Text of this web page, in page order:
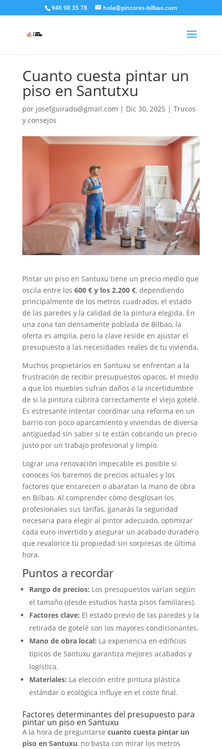
946 98 35 78 hola@pintores-bilbao.com
Cuanto cuesta pintar un
piso en Santutxu
por josefguirado@gmail.com | Dic 30, 2025 | Trucos
y consejos
Pintar un piso en Santuxu tiene un precio medio que
oscila entre los 600 € y los 2.200 €, dependiendo
principalmente de los metros cuadrados, el estado
de las paredes y la calidad de la pintura elegida. En
una zona tan densamente poblada de Bilbao, la
oferta es amplia, pero la clave reside en ajustar el
presupuesto a las necesidades reales de tu vivienda.
Muchos propietarios en Santuxu se enfrentan a la
frustración de recibir presupuestos opacos, el miedo
a que los muebles sufran daños o la incertidumbre
de si la pintura cubrirá correctamente el viejo gotelé.
Es estresante intentar coordinar una reforma en un
barrio con poco aparcamiento y viviendas de diversa
antigüedad sin saber si te están cobrando un precio
justo por un trabajo profesional y limpio.
Lograr una renovación impecable es posible si
conoces los baremos de precios actuales y los
factores que encarecen o abaratan la mano de obra
en Bilbao. Al comprender cómo desglosan los
profesionales sus tarifas, ganarás la seguridad
necesaria para elegir al pintor adecuado, optimizar
cada euro invertido y asegurar un acabado duradero
que revalorice tu propiedad sin sorpresas de última
hora.
Puntos a recordar
Rango de precios: Los presupuestos varían según
el tamaño (desde estudios hasta pisos familiares).
Factores clave: El estado previo de las paredes y la
retirada de gotelé son los mayores condicionantes.
Mano de obra local: La experiencia en edificios
típicos de Santuxu garantiza mejores acabados y
logística.
Materiales: La elección entre pintura plástica
estándar o ecológica influye en el coste final.
Factores determinantes del presupuesto para
pintar un piso en Santuxu
A la hora de preguntarse cuanto cuesta pintar un
piso en Santuxu, no basta con mirar los metros